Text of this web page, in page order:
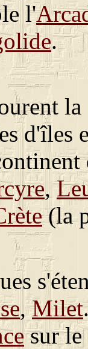
l'
.
la
d'îles
,
(la
,Milet
sur le